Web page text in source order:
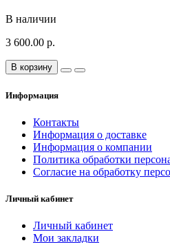
В наличии
3 600.00 р.
В корзину
Информация
Контакты
Информация о доставке
Информация о компании
Политика обработки
Согласие на обработку
Личный кабинет
Личный кабинет
Мои закладки